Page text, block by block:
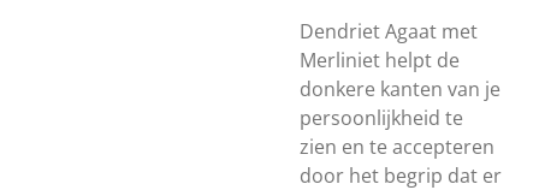
Dendriet Agaat met
Merliniet helpt de
donkere kanten van je
persoonlijkheid te
zien en te accepteren
door het begrip dat er